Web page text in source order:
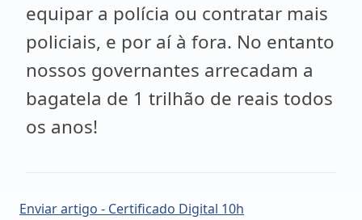
equipar a polícia ou contratar mais
policiais, e por aí à fora. No entanto
nossos governantes arrecadam a
bagatela de 1 trilhão de reais todos
os anos!
Enviar artigo - Certificado Digital 10h